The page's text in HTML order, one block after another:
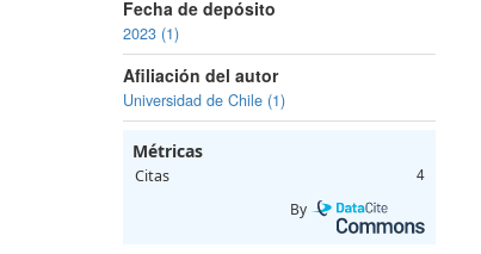
Fecha de depósito
2023 (1)
Afiliación del autor
Universidad de Chile (1)
Métricas
Citas 4
By